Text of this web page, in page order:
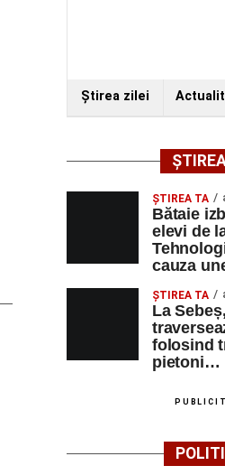
Ştirea zilei
ŞTIREA TA
Bătaie
elevi de
cauza
ŞTIREA TA
La
folosind
pietoni…